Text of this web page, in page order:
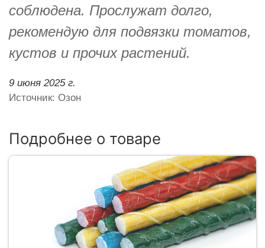
соблюдена. Прослужат долго,
рекомендую для подвязки томатов,
кустов и прочих растений.
9 июня 2025 г.
Источник: Озон
Подробнее о товаре